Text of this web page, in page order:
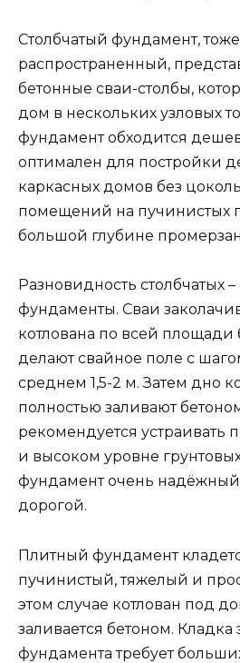
Столбчатый фундамент,
распространенный,
бетонные сваи-столбы,
дом в нескольких узловых
фундамент обходится
оптимален для постройки
каркасных домов без
помещений на пучинистых
большой глубине
Разновидность столбчатых
фундаменты. Сваи
котлована по всей площади
делают свайное поле с
среднем 1,5-2 м. Затем дно
полностью заливают
рекомендуется устраивать
и высоком уровне
фундамент очень
дорогой.
Плитный фундамент
пучинистый, тяжелый и
этом случае котлован под
заливается бетоном. Кладка
фундамента требует